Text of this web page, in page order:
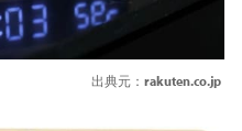
出典元： rakuten.co.jp